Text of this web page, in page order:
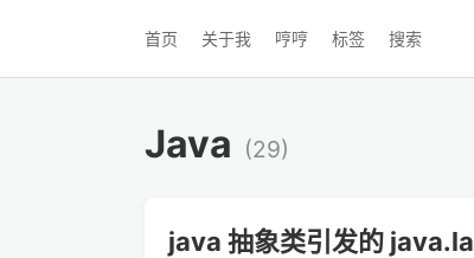
首页 关于我 哼哼 标签 搜索
Java (29)
java 抽象类引发的